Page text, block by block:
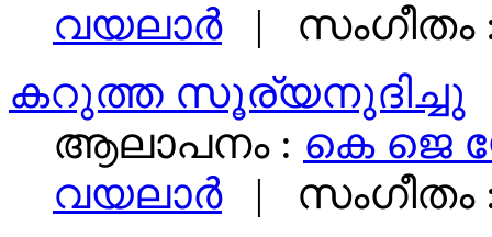
വയലാര്‍| സംഗീതം
കറുത്ത സൂര്യനുദിച്ചു
ആലാപനം : കെ ജെ
വയലാര്‍| സംഗീതം